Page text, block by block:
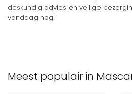
deskundig advies en veilige
vandaag nog!
Meest populair in